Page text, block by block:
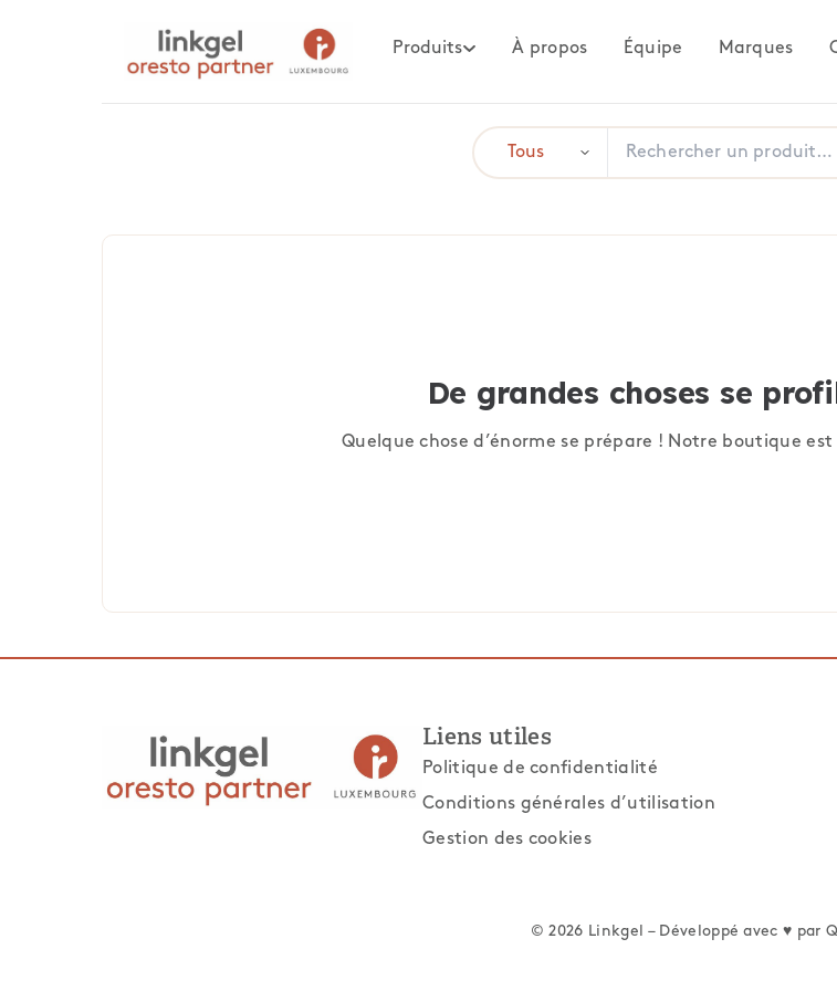
Produits À propos Équipe Marques
De grandes choses se
Quelque chose d’énorme se prépare ! Notre boutique
Liens utiles
Politique de confidentialité
Conditions générales d’utilisation
Gestion des cookies
© 2026 Linkgel – Développé avec ♥ par